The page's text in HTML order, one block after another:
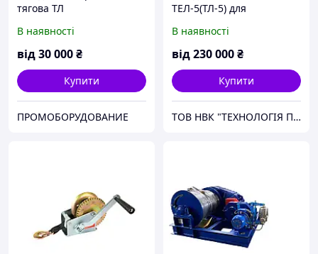
тягова ТЛ
В наявності
від30 000₴
Купити
ПРОМОБОРУДОВАНИЕ
ТЕЛ-5(ТЛ-5) для
залізничних вагонів
В наявності
від230 000₴
Купити
ТОВ НВК "ТЕХНОЛОГІЯ ПІДЙОМУ"